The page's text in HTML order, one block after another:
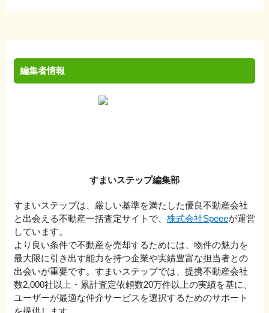
編集者情報
すまいステップ編集部
すまいステップは、厳しい基準を満たした優良不動産会社
と出会える不動産一括査定サイトで、 株式会社Speeeが運営
しています。
より良い条件で不動産を売却するためには、物件の魅力を
最大限に引き出す能力を持つ企業や実績豊富な担当者との
出会いが重要です。すまいステップでは、提携不動産会社
数2,000社以上・累計査定依頼数20万件以上の実績を基に、
ユーザーが最適な仲介サービスを選択するためのサポート